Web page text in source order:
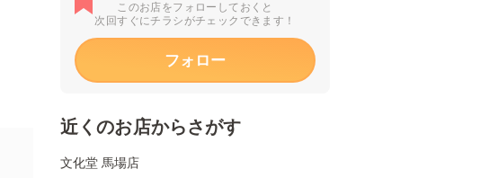
このお店をフォローしておくと
次回すぐにチラシがチェックできます！
フォロー
近くのお店からさがす
文化堂 馬場店